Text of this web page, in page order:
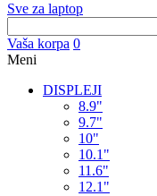
Sve za laptop
Vaša korpa 0
Meni
DISPLEJI
8.9"
9.7"
10"
10.1"
11.6"
12.1"